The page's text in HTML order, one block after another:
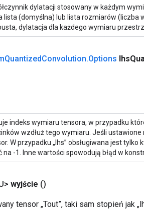
dylatacji stosowany w każdym
lista (domyślna) lub lista rozmiarów (liczba
dylatacja dla każdego wymiaru
QuantizedConvolution.Options lhs
indeks wymiaru tensora, w przypadku
wzdłuż tego wymiaru. Jeśli
W przypadku „lhs” obsługiwana jest
na -1. Inne wartości spowodują błąd w
wyjście ()
tensor „Tout”, taki sam stopień jak